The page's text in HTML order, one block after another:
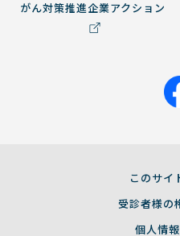
がん対策推進企業アクション
このサイ
受診者様の
個人情